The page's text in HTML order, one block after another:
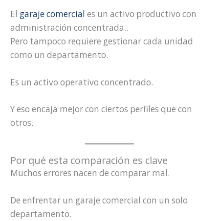
El garaje comercial es un activo productivo con
administración concentrada..
Pero tampoco requiere gestionar cada unidad
como un departamento.
Es un activo operativo concentrado.
Y eso encaja mejor con ciertos perfiles que con
otros.
Por qué esta comparación es clave
Muchos errores nacen de comparar mal.
De enfrentar un garaje comercial con un solo
departamento.